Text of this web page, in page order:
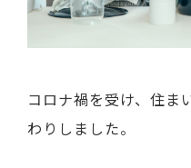
コロナ禍を受け、住ま
わりしました。